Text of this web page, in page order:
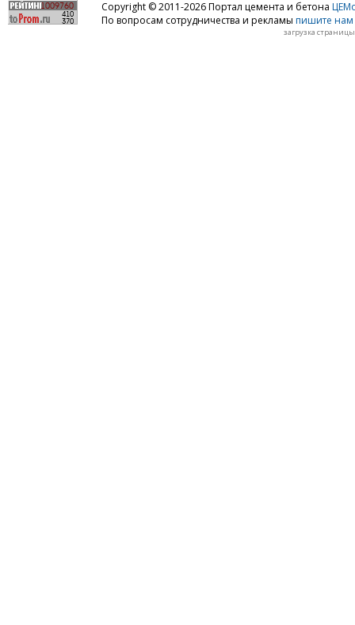
Copyright © 2011-2026 Портал цемента и бетона
По вопросам сотрудничества и рекламы пишите нам
загрузка